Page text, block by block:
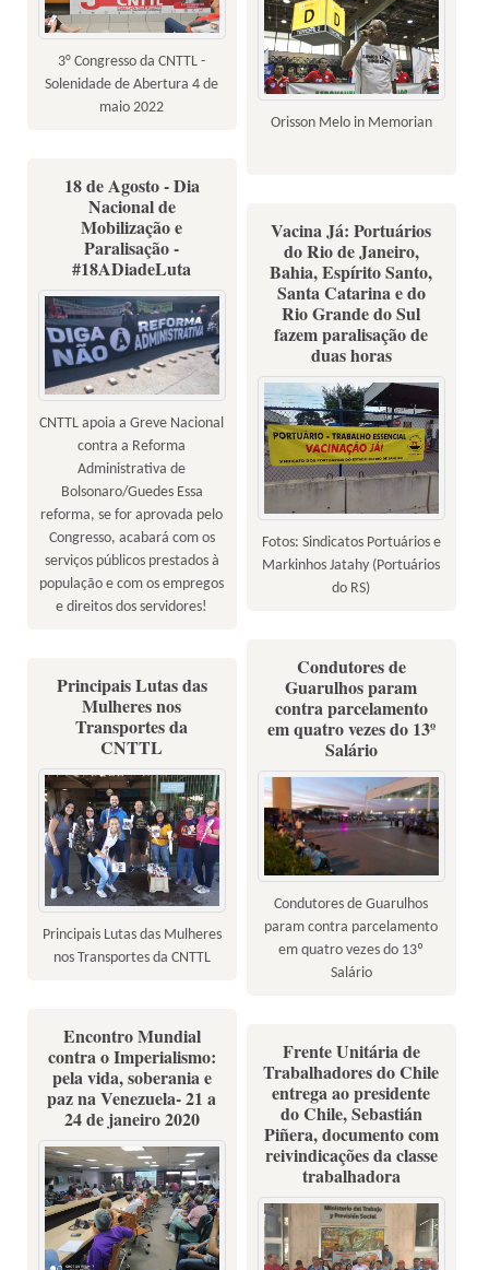
3° Congresso da CNTTL -
Solenidade de Abertura 4 de
maio 2022
Orisson Melo in Memorian
18 de Agosto - Dia
Nacional de
Mobilização e
Paralisação -
#18ADiadeLuta
CNTTL apoia a Greve Nacional
contra a Reforma
Administrativa de
Bolsonaro/Guedes Essa
reforma, se for aprovada pelo
Congresso, acabará com os
serviços públicos prestados à
população e com os empregos
e direitos dos servidores!
Vacina Já: Portuários
do Rio de Janeiro,
Bahia, Espírito Santo,
Santa Catarina e do
Rio Grande do Sul
fazem paralisação de
duas horas
Fotos: Sindicatos Portuários e
Markinhos Jatahy (Portuários
do RS)
Condutores de
Guarulhos param
contra parcelamento
em quatro vezes do 13º
Salário
Condutores de Guarulhos
param contra parcelamento
em quatro vezes do 13º
Salário
Principais Lutas das
Mulheres nos
Transportes da
CNTTL
Principais Lutas das Mulheres
nos Transportes da CNTTL
Encontro Mundial
contra o Imperialismo:
pela vida, soberania e
paz na Venezuela- 21 a
24 de janeiro 2020
Frente Unitária de
Trabalhadores do Chile
entrega ao presidente
do Chile, Sebastián
Piñera, documento com
reivindicações da classe
trabalhadora